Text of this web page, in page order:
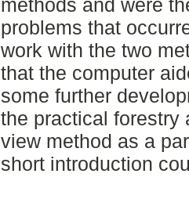
methods and were
problems that
work with the two
that the computer
some further
the practical forestry
view method as a
short introduction